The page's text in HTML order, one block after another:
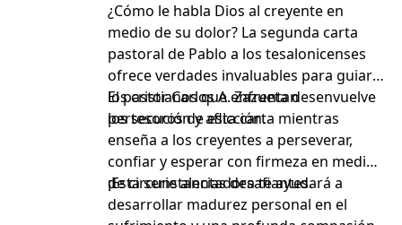
¿Cómo le habla Dios al creyente en
medio de su dolor? La segunda carta
pastoral de Pablo a los tesalonicenses
ofrece verdades invaluables para guiar a
los cristianos que enfrentan
persecución y aflicción.
El pastor Carlos A. Zazueta desenvuelve
los tesoros de esta carta mientras
enseña a los creyentes a perseverar,
confiar y esperar con firmeza en medio
de circunstancias desafiantes.
¡Esta serie alentadora te ayudará a
desarrollar madurez personal en el